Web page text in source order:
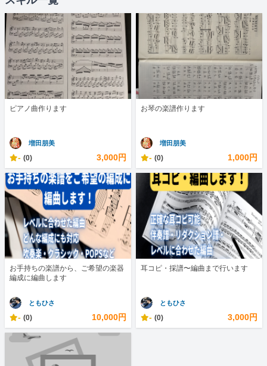
ピアノ曲作ります
増田朋美
- (0) 3,000円
お琴の楽譜作ります
増田朋美
- (0) 1,000円
お手持ちの楽譜から、ご希望の楽器
編成に編曲します
ともひさ
- (0) 10,000円
耳コピ・採譜〜編曲まで行います
ともひさ
- (0) 3,000円